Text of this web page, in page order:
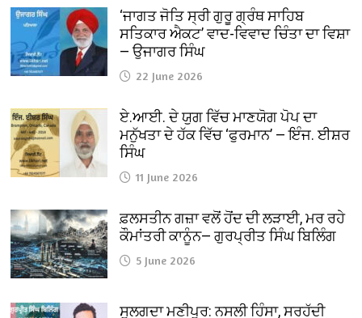
‘ਜਾਗਤ ਜੋਤਿ ਸ੍ਰੀ ਗੁਰੂ ਗ੍ਰੰਥ ਸਾਹਿਬ
ਸਤਿਕਾਰ ਐਕਟ’ ਵਾਦ-ਵਿਵਾਦ ਚਿੰਤਾ ਦਾ ਵਿਸ਼ਾ
— ਉਜਾਗਰ ਸਿੰਘ
22 June 2026
ਏ.ਆਈ. ਦੇ ਯੁਗ ਵਿੱਚ ਮਾਣਯੋਗ ਪੋਪ ਦਾ
ਮਨੁੱਖਤਾ ਦੇ ਹੱਕ ਵਿੱਚ ‘ਫੁਰਮਾਨ’ — ਇੰਜ. ਈਸ਼ਰ
ਸਿੰਘ
11 June 2026
ਫ਼ਲਸਤੀਨ ਗਜ਼ਾ ਵਲੋਂ ਹੋਂਦ ਦੀ ਲੜਾਈ, ਮਰ ਰਹੇ
ਕੌਮਾਂਤਰੀ ਕਾਨੂੰਨ— ਗੁਰਪ੍ਰੀਤ ਸਿੰਘ ਬਿਲਿੰਗ
5 June 2026
ਸੁਲਗਦਾ ਮਣੀਪੁਰ: ਨਸਲੀ ਹਿੰਸਾ, ਸਰਹੱਦੀ